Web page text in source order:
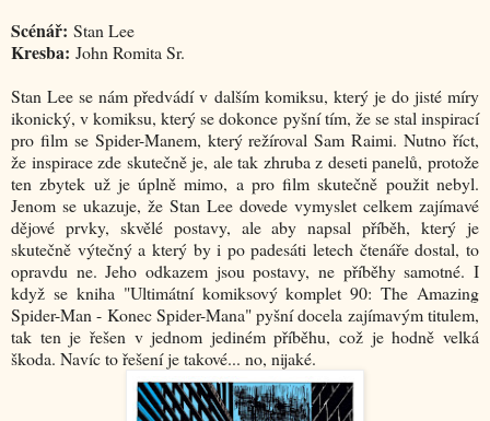
Scénář: Stan Lee
Kresba: John Romita Sr.
Stan Lee se nám předvádí v dalším komiksu, který je do jisté míry
ikonický, v komiksu, který se dokonce pyšní tím, že se stal inspirací
pro film se Spider-Manem, který režíroval Sam Raimi. Nutno říct,
že inspirace zde skutečně je, ale tak zhruba z deseti panelů, protože
ten zbytek už je úplně mimo, a pro film skutečně použit nebyl.
Jenom se ukazuje, že Stan Lee dovede vymyslet celkem zajímavé
dějové prvky, skvělé postavy, ale aby napsal příběh, který je
skutečně výtečný a který by i po padesáti letech čtenáře dostal, to
opravdu ne. Jeho odkazem jsou postavy, ne příběhy samotné. I
když se kniha "Ultimátní komiksový komplet 90: The Amazing
Spider-Man - Konec Spider-Mana" pyšní docela zajímavým titulem,
tak ten je řešen v jednom jediném příběhu, což je hodně velká
škoda. Navíc to řešení je takové... no, nijaké.